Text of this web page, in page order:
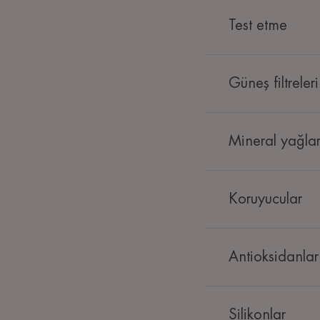
Test etme
Güneş filtreleri
Mineral yağlar
Koruyucular
Antioksidanlar
Silikonlar